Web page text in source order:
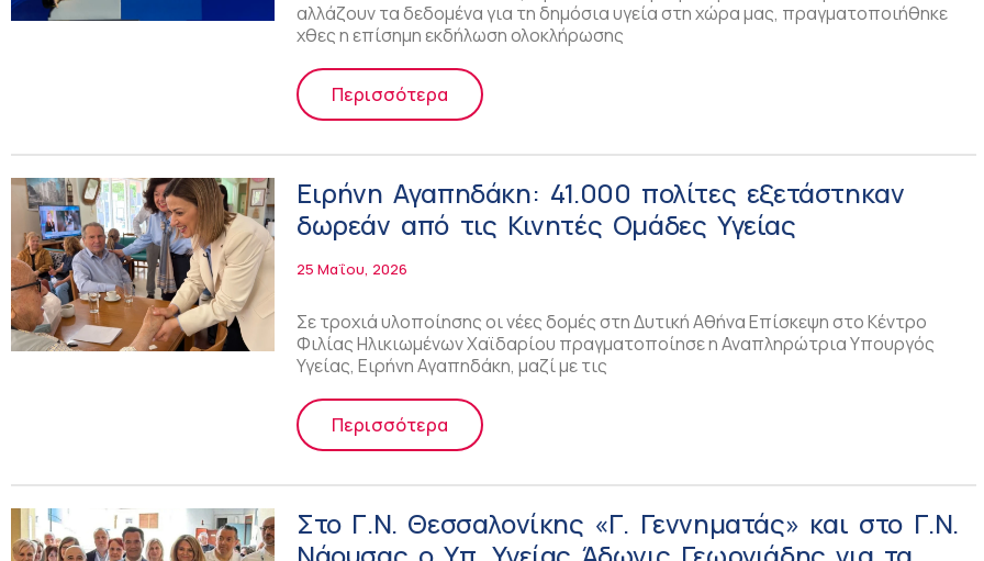
αλλάζουν τα δεδομένα για τη δημόσια υγεία στη χώρα μας, πραγματοποιήθηκε
χθες η επίσημη εκδήλωση ολοκλήρωσης
Περισσότερα
Ειρήνη Αγαπηδάκη: 41.000 πολίτες εξετάστηκαν
δωρεάν από τις Κινητές Ομάδες Υγείας
25 Μαΐου, 2026
Σε τροχιά υλοποίησης οι νέες δομές στη Δυτική Αθήνα Επίσκεψη στο Κέντρο
Φιλίας Ηλικιωμένων Χαϊδαρίου πραγματοποίησε η Αναπληρώτρια Υπουργός
Υγείας, Ειρήνη Αγαπηδάκη, μαζί με τις
Περισσότερα
Στο Γ.Ν. Θεσσαλονίκης «Γ. Γεννηματάς» και στο Γ.Ν.